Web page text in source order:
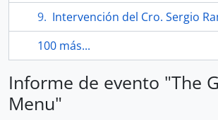
Intervención del Cro. Sergio Ramirez Mercado en la conferencia de
100 más...
Informe de evento "The
Menu"